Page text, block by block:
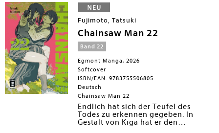
Fujimoto, Tatsuki
Chainsaw Man 22
Band 22
Egmont Manga, 2026
Softcover
ISBN/EAN: 9783755506805
Deutsch
Chainsaw Man 22
Endlich hat sich der Teufel des
Todes zu erkennen gegeben. In
Gestalt von Kiga hat er den